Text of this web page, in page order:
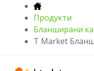
Продукти
Бланширани
T Market